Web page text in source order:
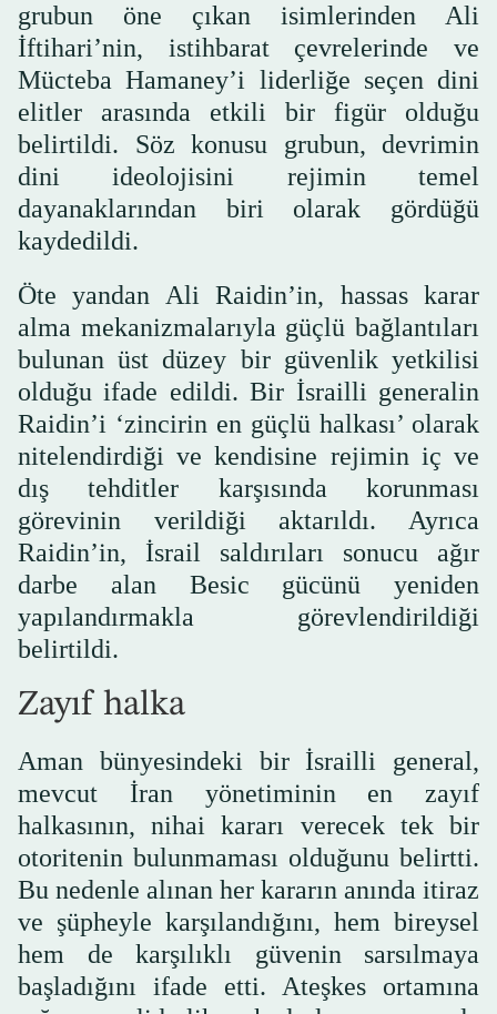
grubun öne çıkan isimlerinden Ali
İftihari’nin, istihbarat çevrelerinde ve
Mücteba Hamaney’i liderliğe seçen dini
elitler arasında etkili bir figür olduğu
belirtildi. Söz konusu grubun, devrimin
dini ideolojisini rejimin temel
dayanaklarından biri olarak gördüğü
kaydedildi.
Öte yandan Ali Raidin’in, hassas karar
alma mekanizmalarıyla güçlü bağlantıları
bulunan üst düzey bir güvenlik yetkilisi
olduğu ifade edildi. Bir İsrailli generalin
Raidin’i ‘zincirin en güçlü halkası’ olarak
nitelendirdiği ve kendisine rejimin iç ve
dış tehditler karşısında korunması
görevinin verildiği aktarıldı. Ayrıca
Raidin’in, İsrail saldırıları sonucu ağır
darbe alan Besic gücünü yeniden
yapılandırmakla görevlendirildiği
belirtildi.
Zayıf halka
Aman bünyesindeki bir İsrailli general,
mevcut İran yönetiminin en zayıf
halkasının, nihai kararı verecek tek bir
otoritenin bulunmaması olduğunu belirtti.
Bu nedenle alınan her kararın anında itiraz
ve şüpheyle karşılandığını, hem bireysel
hem de karşılıklı güvenin sarsılmaya
başladığını ifade etti. Ateşkes ortamına